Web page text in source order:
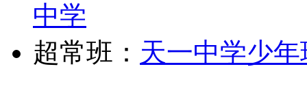
中学
超常班： 天一中学少年